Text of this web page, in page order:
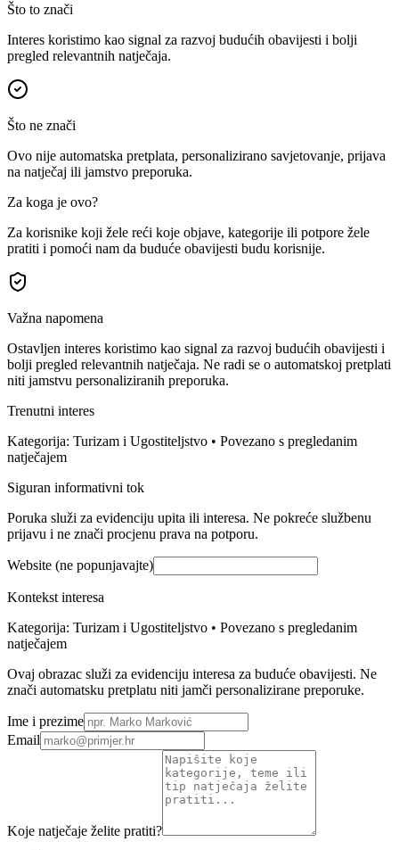
Što to znači
Interes koristimo kao signal za razvoj budućih obavijesti i bolji
pregled relevantnih natječaja.
Što ne znači
Ovo nije automatska pretplata, personalizirano savjetovanje, prijava
na natječaj ili jamstvo preporuka.
Za koga je ovo?
Za korisnike koji žele reći koje objave, kategorije ili potpore žele
pratiti i pomoći nam da buduće obavijesti budu korisnije.
Važna napomena
Ostavljen interes koristimo kao signal za razvoj budućih obavijesti i
bolji pregled relevantnih natječaja. Ne radi se o automatskoj pretplati
niti jamstvu personaliziranih preporuka.
Trenutni interes
Kategorija: Turizam i Ugostiteljstvo • Povezano s pregledanim
natječajem
Siguran informativni tok
Poruka služi za evidenciju upita ili interesa. Ne pokreće službenu
prijavu i ne znači procjenu prava na potporu.
Website (ne popunjavajte)
Kontekst interesa
Kategorija: Turizam i Ugostiteljstvo • Povezano s pregledanim
natječajem
Ovaj obrazac služi za evidenciju interesa za buduće obavijesti. Ne
znači automatsku pretplatu niti jamči personalizirane preporuke.
Ime i prezime
Email
Koje natječaje želite pratiti?